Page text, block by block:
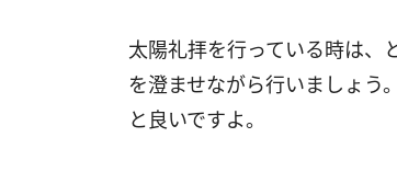
太陽礼拝を行っている時は、
を澄ませながら行いましょう
と良いですよ。